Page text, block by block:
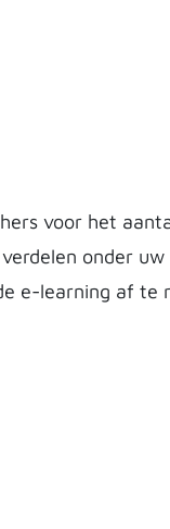
voor het
onder
e-learning af te